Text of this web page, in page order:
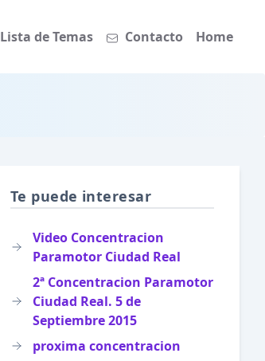
Lista de Temas Contacto Home
Te puede interesar
Video Concentracion
Paramotor Ciudad Real
2ª Concentracion Paramotor
Ciudad Real. 5 de
Septiembre 2015
proxima concentracion